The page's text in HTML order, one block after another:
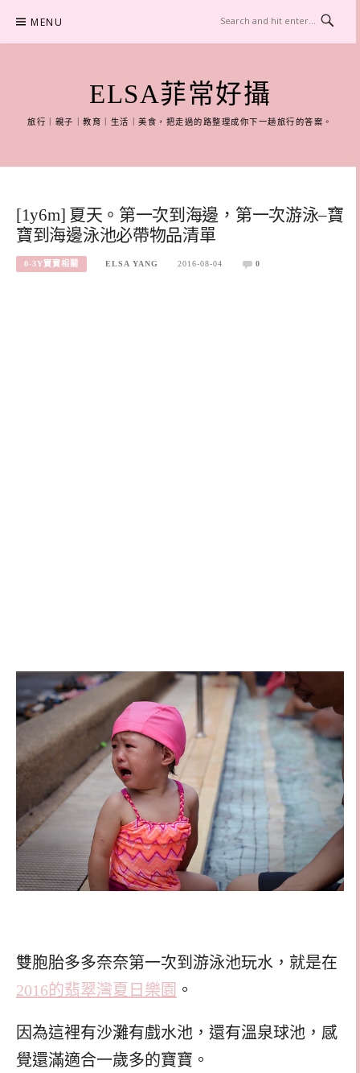
content
MENU
ELSA菲常好攝
旅行｜親子｜教育｜生活｜美食，把走過的路整理成你下一趟旅行的答案。
[1y6m] 夏天。第一次到海邊，第一次游泳–寶
寶到海邊泳池必帶物品清單
0-3Y寶寶相關 ELSA YANG 2016-08-04 0
雙胞胎多多奈奈第一次到游泳池玩水，就是在
2016的翡翠灣夏日樂園 。
因為這裡有沙灘有戲水池，還有溫泉球池，感
覺還滿適合一歲多的寶寶。